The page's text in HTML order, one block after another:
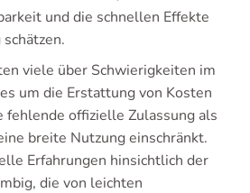
und die schnellen Effekte
viele über Schwierigkeiten im
um die Erstattung von Kosten
fehlende offizielle Zulassung als
breite Nutzung einschränkt.
Erfahrungen hinsichtlich der
die von leichten